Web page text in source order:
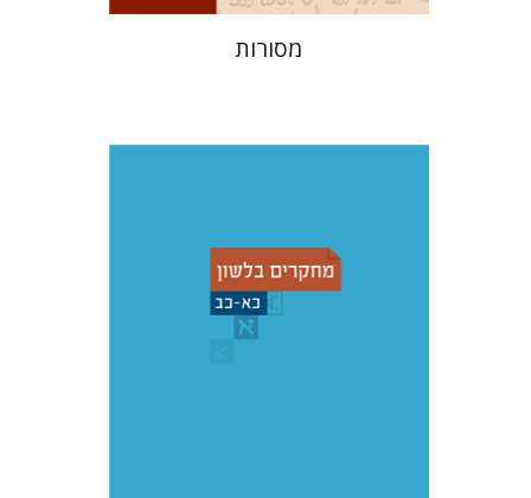
מסורות
שמואל פסברג עברי י' בוניס